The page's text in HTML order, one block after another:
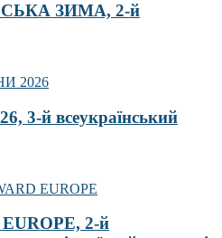
ЗИМА, 2-й
3-й всеукраїнський
2-й